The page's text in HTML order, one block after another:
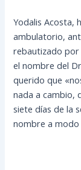
Yodalis Acosta,
ambulatorio,
rebautizado por
el nombre del
querido que
nada a cambio,
siete días de la
nombre a modo